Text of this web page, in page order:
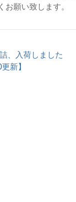
お願い致します。
、入荷しました
新】